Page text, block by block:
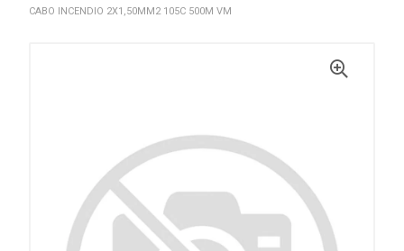
CABO INCENDIO 2X1,50MM2 105C 500M VM